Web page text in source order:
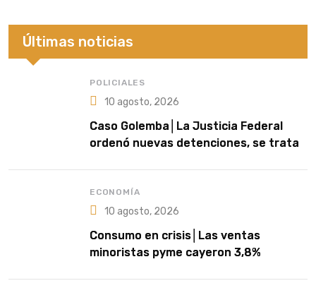
Últimas noticias
POLICIALES
10 agosto, 2026
Caso Golemba│La Justicia Federal
ordenó nuevas detenciones, se trata
ECONOMÍA
10 agosto, 2026
Consumo en crisis│Las ventas
minoristas pyme cayeron 3,8%